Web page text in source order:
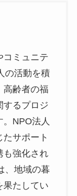
コミュニテ
の活動を積
高齢者の福
するプロジ
。NPO法人
サポート
も強化され
、地域の暮
果たしてい